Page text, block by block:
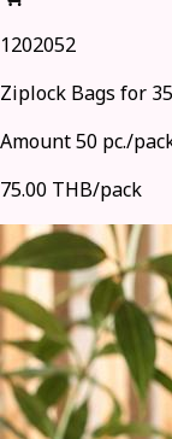
1202052
Ziplock Bags for
Amount 50 pc./
75.00 THB/pack